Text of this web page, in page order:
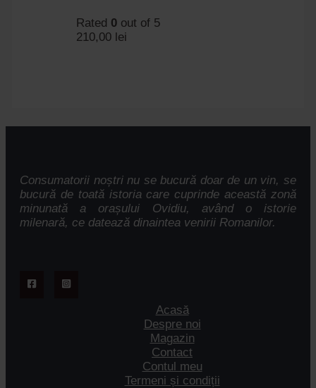
Rated 0 out of 5
210,00 lei
Consumatorii noștri nu se bucură doar de un vin, se
bucură de toată istoria care cuprinde această zonă
minunată a orașului Ovidiu, având o istorie
milenară, ce datează dinaintea venirii Romanilor.
Acasă
Despre noi
Magazin
Contact
Contul meu
Termeni și condiții